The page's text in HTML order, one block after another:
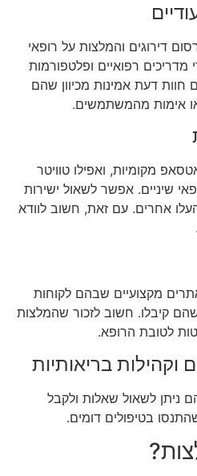
דירוגים והמלצות על רופאי
מדריכים רפואיים ופלטפורמות
חוות דעת אמינות מכיוון שהם
אימות מהמשתמשים.
מקומיות, ואפילו טוויטר
שיניים. אפשר לשאול ישירות
אחרים. עם זאת, חשוב לוודא
מקצועיים שבהם לקוחות
קיבלו. חשוב לזכור שהמלצות
לטובת הרופא.
ניתן לשאול שאלות ולקבל
בטיפולים דומים.